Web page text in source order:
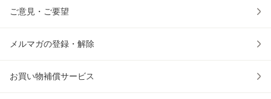
ご意見・ご要望
メルマガの登録・解除
お買い物補償サービス